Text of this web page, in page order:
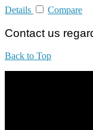
Details Compare
Contact us
Back to Top